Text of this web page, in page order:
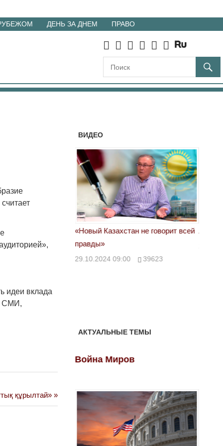
ДЕНЬ ЗА ДНЕМ ПРАВО
идеи вклада
СМИ,
құрылтай»
ВИДЕО
в Жанаозене.
конфискации.
с
«Новый Казахстан не говорит всей
правды»
29.10.2024 09:00 39623
АКТУАЛЬНЫЕ ТЕМЫ
Война Миров